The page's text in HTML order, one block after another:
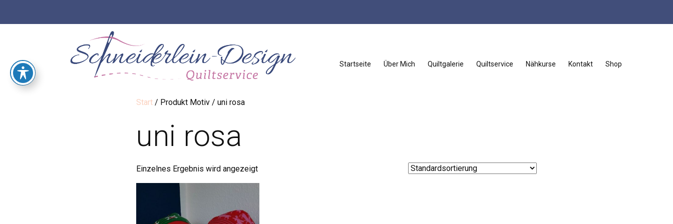
Startseite Über Mich Quiltgalerie Quiltservice Nähkurse Kontakt Shop
Start / Produkt Motiv / uni rosa
uni rosa
Einzelnes Ergebnis wird angezeigt